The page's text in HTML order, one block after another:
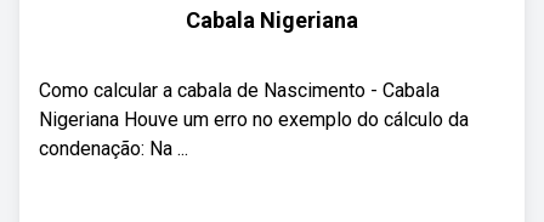
Cabala Nigeriana
Como calcular a cabala de Nascimento - Cabala
Nigeriana Houve um erro no exemplo do cálculo da
condenação: Na ...